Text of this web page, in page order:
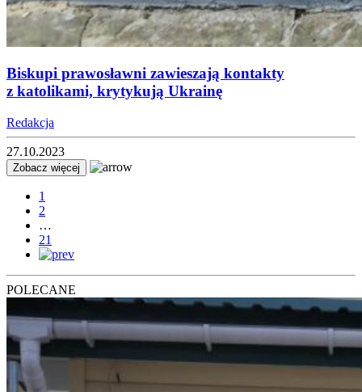
Biskupi prawosławni zawieszają kontakty
z katolikami, krytykują Ukrainę
Redakcja
27.10.2023
Zobacz więcej
1
2
…
21
POLECANE